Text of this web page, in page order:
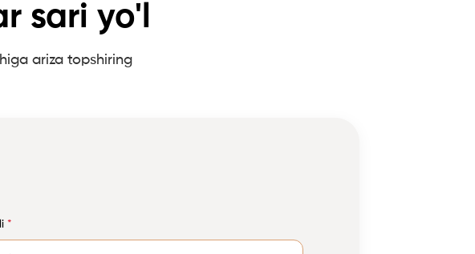
sari yo'l
ariza topshiring
*